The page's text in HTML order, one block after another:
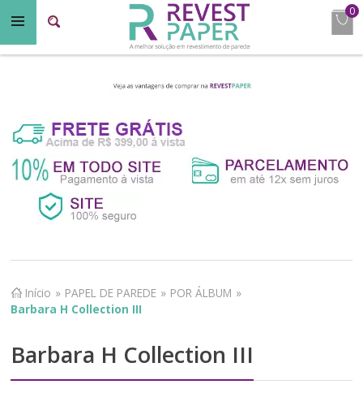
0
Início » PAPEL DE PAREDE » POR ÁLBUM »
Barbara H Collection III
Barbara H Collection III